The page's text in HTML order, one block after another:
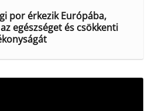
por érkezik Európába,
egészséget és csökkenti